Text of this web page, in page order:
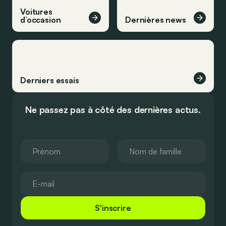
Voitures
d’occasion
Dernières news
Derniers essais
Ne passez pas à côté des dernières actus.
S'inscrire